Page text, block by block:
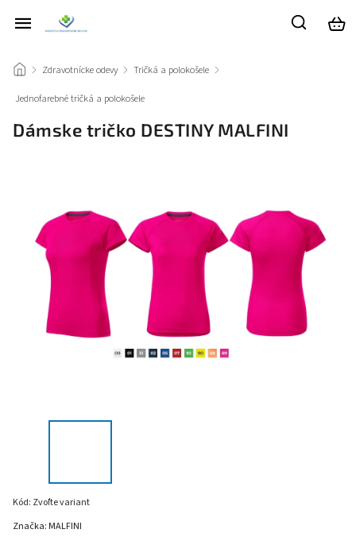
/ Zdravotnícke odevy / Tričká a polokošele /
Jednofarebné tričká a polokošele
Dámske tričko DESTINY MALFINI
Kód: Zvoľte variant
Značka: MALFINI